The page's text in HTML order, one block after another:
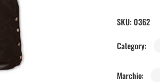
SKU: 0362
Category:
Marchio: